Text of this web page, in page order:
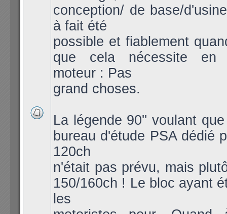
conception/ de base/
à fait été
possible et fiablement
que cela nécessite en
moteur : Pas
grand choses.
La légende 90'' voulant
bureau d'étude PSA dédié
120ch
n'était pas prévu, mais
150/160ch ! Le bloc ayant
les